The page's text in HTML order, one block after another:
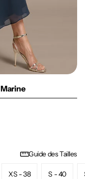
Guide des Tailles
XS - 38 S - 40